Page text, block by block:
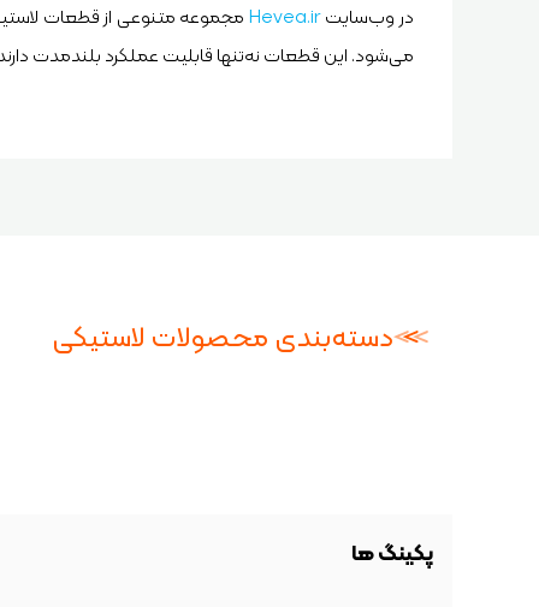
در وب‌سایتHevea.irمجموعه متنوعی از قطعات
می‌شود. این قطعات نه‌تنها قابلیت عملکرد بلندمدت
دسته‌بندی محصولات لاستیکی
پکینگ ها